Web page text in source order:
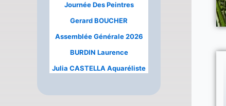
Journée Des Peintres
Gerard BOUCHER
Assemblée Générale 2026
BURDIN Laurence
Julia CASTELLA Aquaréliste